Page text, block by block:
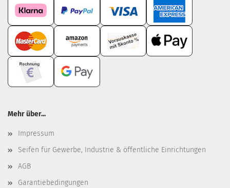
Mehr über...
Impressum
Seifen für Gewerbe, Industrie & öffentliche Einrichtungen
AGB
Garantiebedingungen